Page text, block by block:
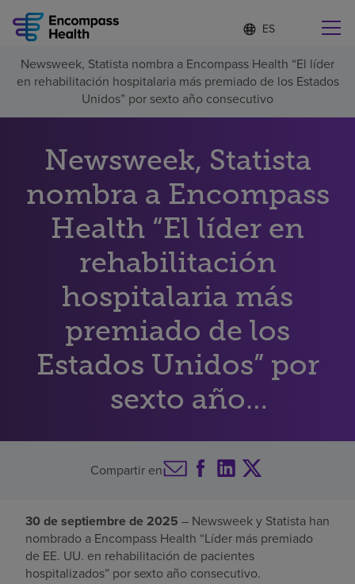
Lista
de
idiomas
contraída
d
o
m
a
e
c
c
i
n
d
Encuentre una localidad cerca de usted
Por qué debe elegirnos
Servicios de rehabilitación
Recursos de salud
Acerca de nosotros
Inversores
Newsweek, Statista nombra a Encompass Health “El líder
en rehabilitación hospitalaria más premiado de los Estados
Unidos” por sexto año consecutivo
Newsweek, Statista
nombra a Encompass
Health “El líder en
rehabilitación
hospitalaria más
premiado de los
Estados Unidos” por
sexto año
consecutivo
Compartir en
30 de septiembre de 2025 – Newsweek y Statista han
nombrado a Encompass Health “Líder más premiado
de EE. UU. en rehabilitación de pacientes
hospitalizados” por sexto año consecutivo.